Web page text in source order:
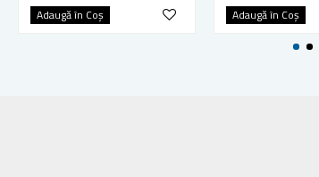
Adaugă în Coş Adaugă în Coş